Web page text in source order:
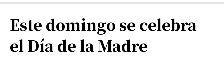
Este domingo se celebra
el Día de la Madre